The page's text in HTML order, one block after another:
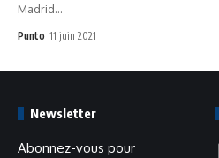
Madrid…
Punto 11 juin 2021
Newsletter
Abonnez-vous pour